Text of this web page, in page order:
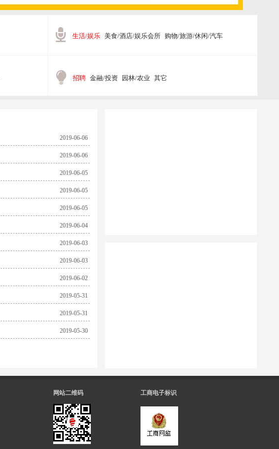
生活/娱乐 美食/酒店/娱乐会所 购物/旅游/休闲/汽车
招聘 金融/投资 园林/农业 其它
2019-06-06
2019-06-06
2019-06-05
2019-06-05
2019-06-05
2019-06-04
2019-06-03
2019-06-03
2019-06-02
2019-05-31
2019-05-31
2019-05-30
网站二维码 工商电子标识